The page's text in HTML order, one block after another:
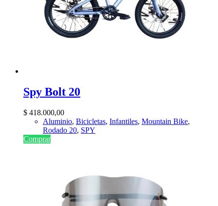
Spy Bolt 20
$ 418.000,00
Aluminio, Bicicletas, Infantiles, Mountain Bike,
Rodado 20, SPY
Comprar